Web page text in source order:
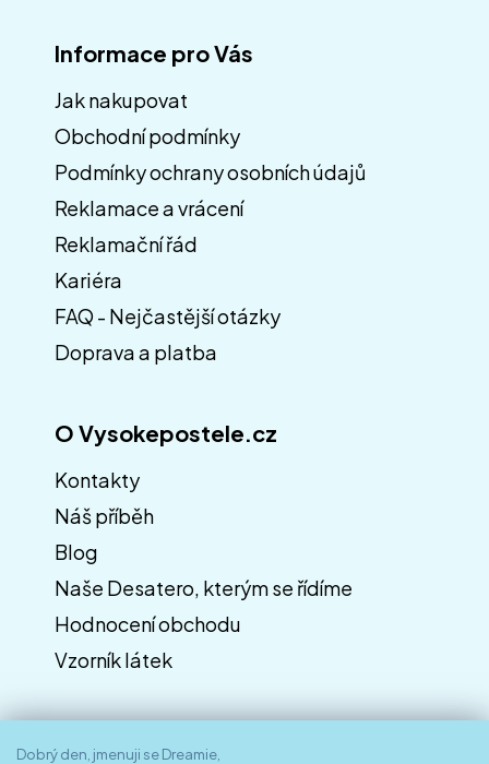
Dobrý den, jmenuji se Dreamie,
á
p
a
Informace pro Vás
Jak nakupovat
Obchodní podmínky
Podmínky ochrany osobních údajů
Reklamace a vrácení
Reklamační řád
Kariéra
FAQ - Nejčastější otázky
Doprava a platba
O Vysokepostele.cz
Kontakty
Náš příběh
Blog
Naše Desatero, kterým se řídíme
Hodnocení obchodu
Vzorník látek